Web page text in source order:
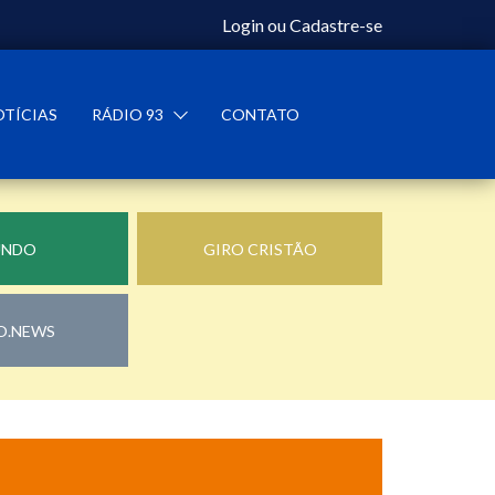
LoginouCadastre-se
RÁDIO 93 CONTATO
GIRO CRISTÃO